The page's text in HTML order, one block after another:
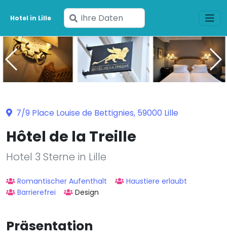
Hotel in Lille
Geben
Sie
Ihre
Daten
ein
7/9 Place Louise de Bettignies, 59000 Lille
Hôtel de la Treille
Hotel 3 Sterne in Lille
Romantischer Aufenthalt
Haustiere erlaubt
Barrierefrei
Design
Präsentation